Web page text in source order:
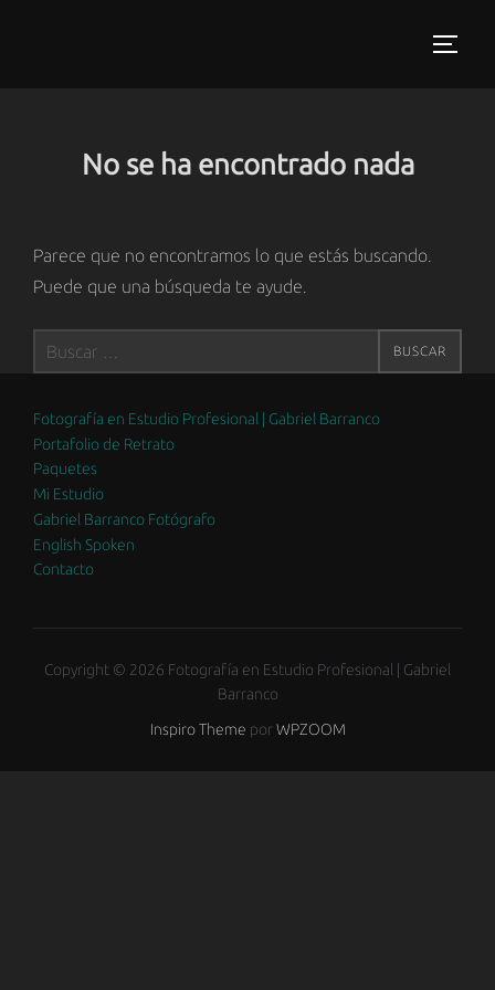
No se ha encontrado nada
Parece que no encontramos lo que estás buscando.
Puede que una búsqueda te ayude.
Buscar: BUSCAR
Fotografía en Estudio Profesional | Gabriel Barranco
Portafolio de Retrato
Paquetes
Mi Estudio
Gabriel Barranco Fotógrafo
English Spoken
Contacto
Copyright © 2026 Fotografía en Estudio Profesional | Gabriel
Barranco
Inspiro Theme por WPZOOM